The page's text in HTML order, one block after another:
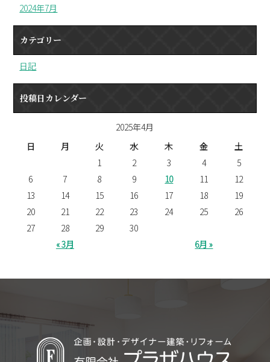
2024年7月
カテゴリー
日記
投稿日カレンダー
2025年4月
日
月 火 水 木 金 土
« 3月 6月 »
1 2 3 4
5
6
7 8 9 10 11
12
13
14 15 16 17 18
19
20
21 22 23 24 25
26
27
28 29 30